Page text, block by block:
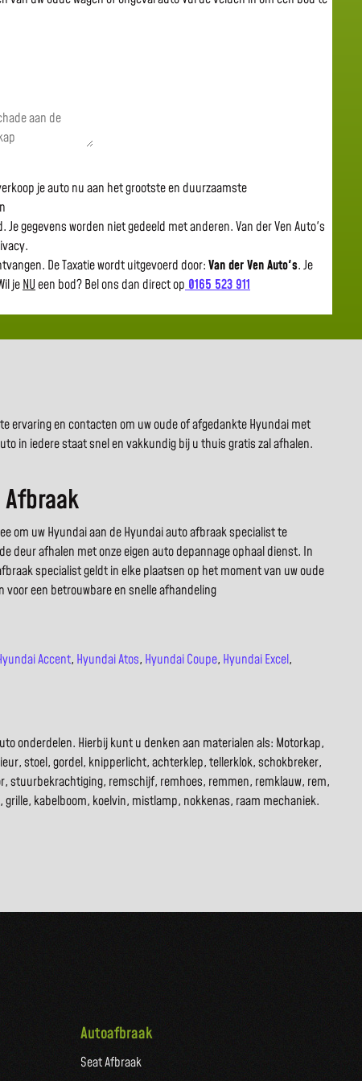
je auto nu aan het grootste en duurzaamste
Je gegevens worden niet gedeeld met anderen. Van der Ven Auto's
De Taxatie wordt uitgevoerd door:Van der Ven Auto's.Je
jeNUeen bod? Bel ons dan direct op 0165 523 911
ervaring en contacten om uw oude of afgedankte Hyundai met
in iedere staat snel en vakkundig bij u thuis gratis zal afhalen.
om uw Hyundai aan de Hyundai auto afbraak specialist te
deur afhalen met onze eigen auto depannage ophaal dienst. In
specialist geldt in elke plaatsen op het moment van uw oude
een betrouwbare en snelle afhandeling
Accent, Hyundai Atos, Hyundai Coupe, Hyundai Excel,
onderdelen. Hierbij kunt u denken aan materialen als: Motorkap,
stoel, gordel, knipperlicht, achterklep, tellerklok, schokbreker,
stuurbekrachtiging, remschijf, remhoes, remmen, remklauw, rem,
kabelboom, koelvin, mistlamp, nokkenas, raam mechaniek.
Autoafbraak
Seat Afbraak